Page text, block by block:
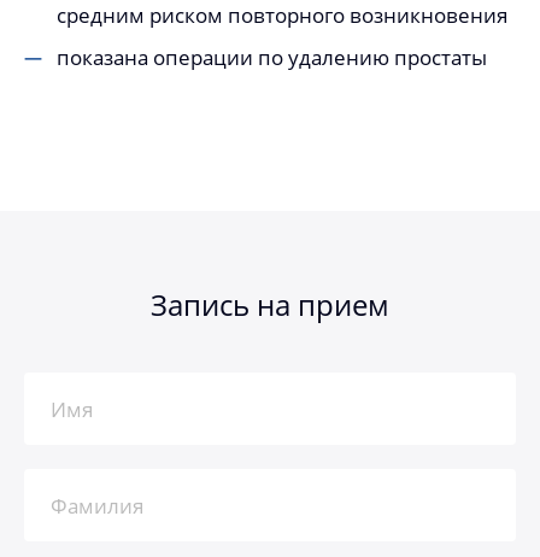
средним риском повторного возникновения
показана операции по удалению простаты
Запись на прием